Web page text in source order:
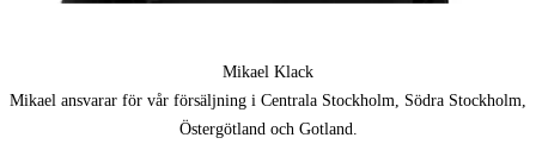
Mikael Klack
Mikael ansvarar för vår försäljning i Centrala Stockholm, Södra Stockholm,
Östergötland och Gotland.